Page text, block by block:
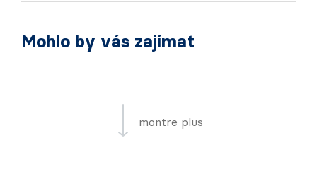
Mohlo by vás zajímat
montre plus